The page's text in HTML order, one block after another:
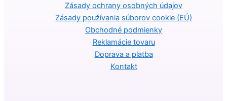
Zásady ochrany osobných údajov
Zásady používania súborov cookie (EÚ)
Obchodné podmienky
Reklamácie tovaru
Doprava a platba
Kontakt